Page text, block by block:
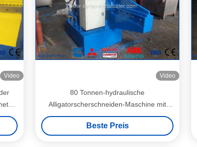
Video Video
80 Tonnen-hydraulische
Alligatorscherschneiden-Maschine mit
dem Schützen der Sicherheitsabdeckung
Beste Preis